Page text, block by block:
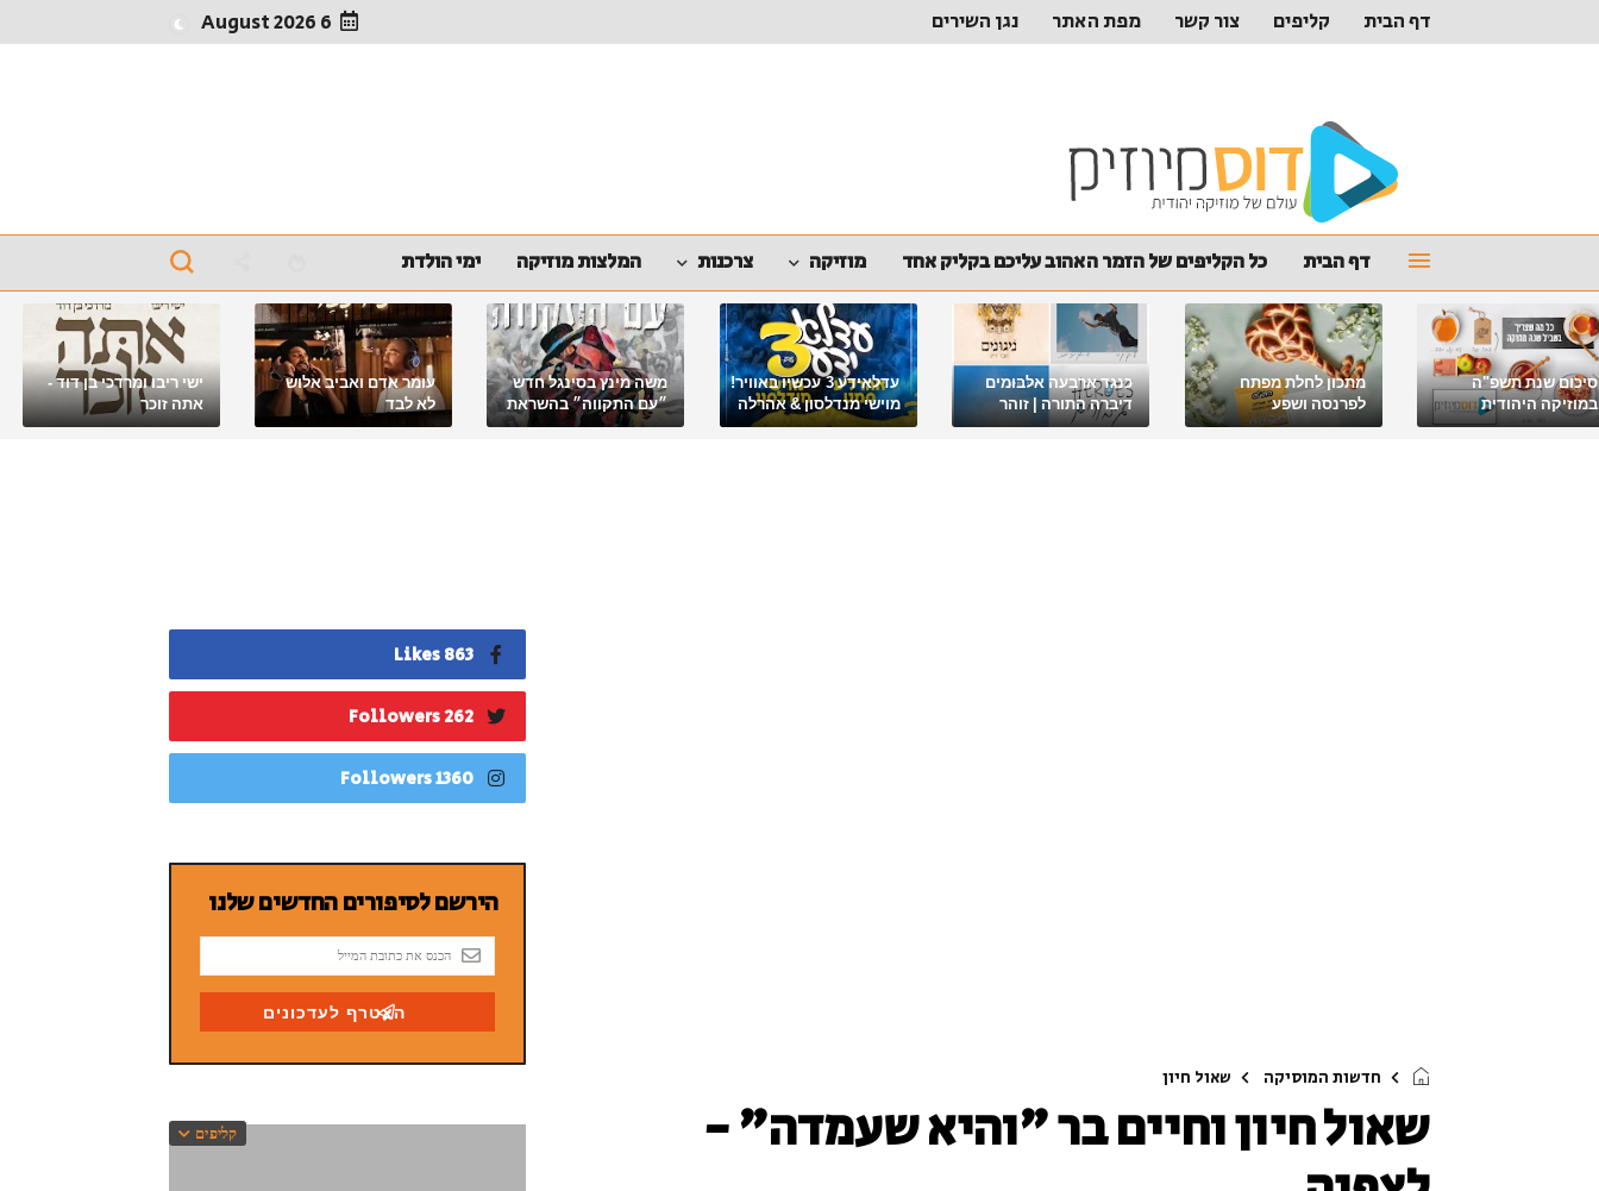
דף הבית קליפים צור קשר מפת האתר נגן השירים 6 August 2026
דף הבית כל הקליפים של הזמר האהוב עליכם בקליק אחד מוזיקה צרכנות המלצות מוזיקה ימי הולדת
סיכום שנת תשפ"ה
במוזיקה היהודית
מתכון לחלת מפתח
לפרנסה ושפע
כנגד ארבעה אלבומים
דיברה התורה | זוהר
מלאכי
עדלאידע 3 עכשיו באוויר!
מוישי מנדלסון & אהרלה
סאמעט באלבום פורימי
משה מינץ בסינגל חדש
״עם התקווה״ בהשראת
ארגון "ביחד ננצח"
עומר אדם ואביב אלוש
לא לבד
ישי ריבו ומרדכי בן דוד -
אתה זוכר
חדשות המוסיקה שאול חיון
שאול חיון וחיים בר "והיא שעמדה" -
863 Likes
262 Followers
1360 Followers
קליפים